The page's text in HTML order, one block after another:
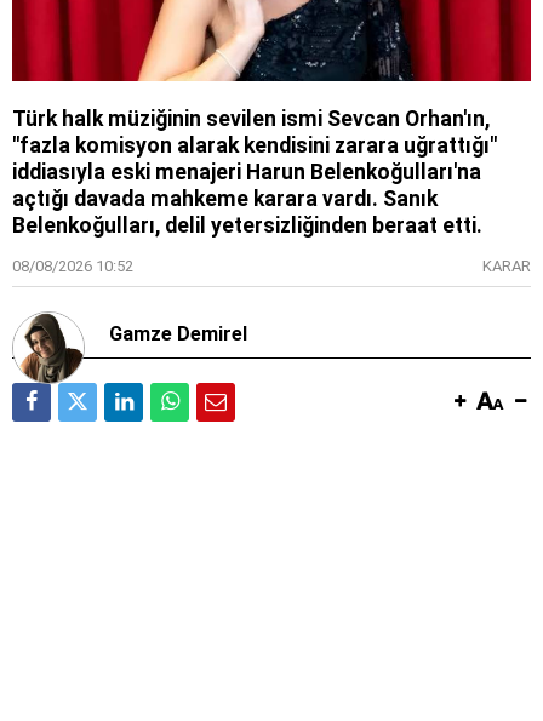
Türk halk müziğinin sevilen ismi Sevcan Orhan'ın,
"fazla komisyon alarak kendisini zarara uğrattığı"
iddiasıyla eski menajeri Harun Belenkoğulları'na
açtığı davada mahkeme karara vardı. Sanık
Belenkoğulları, delil yetersizliğinden beraat etti.
08/08/2026 10:52 KARAR
Gamze Demirel